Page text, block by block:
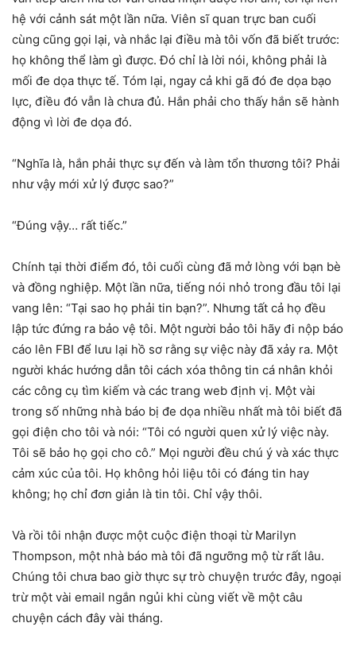
hệ với cảnh sát một lần nữa. Viên sĩ quan trực ban cuối
cùng cũng gọi lại, và nhắc lại điều mà tôi vốn đã biết trước:
họ không thể làm gì được. Đó chỉ là lời nói, không phải là
mối đe dọa thực tế. Tóm lại, ngay cả khi gã đó đe dọa bạo
lực, điều đó vẫn là chưa đủ. Hắn phải cho thấy hắn sẽ hành
động vì lời đe dọa đó.
“Nghĩa là, hắn phải thực sự đến và làm tổn thương tôi? Phải
như vậy mới xử lý được sao?”
“Đúng vậy… rất tiếc.”
Chính tại thời điểm đó, tôi cuối cùng đã mở lòng với bạn bè
và đồng nghiệp. Một lần nữa, tiếng nói nhỏ trong đầu tôi lại
vang lên: “Tại sao họ phải tin bạn?”. Nhưng tất cả họ đều
lập tức đứng ra bảo vệ tôi. Một người bảo tôi hãy đi nộp báo
cáo lên FBI để lưu lại hồ sơ rằng sự việc này đã xảy ra. Một
người khác hướng dẫn tôi cách xóa thông tin cá nhân khỏi
các công cụ tìm kiếm và các trang web định vị. Một vài
trong số những nhà báo bị đe dọa nhiều nhất mà tôi biết đã
gọi điện cho tôi và nói: “Tôi có người quen xử lý việc này.
Tôi sẽ bảo họ gọi cho cô.” Mọi người đều chú ý và xác thực
cảm xúc của tôi. Họ không hỏi liệu tôi có đáng tin hay
không; họ chỉ đơn giản là tin tôi. Chỉ vậy thôi.
Và rồi tôi nhận được một cuộc điện thoại từ Marilyn
Thompson, một nhà báo mà tôi đã ngưỡng mộ từ rất lâu.
Chúng tôi chưa bao giờ thực sự trò chuyện trước đây, ngoại
trừ một vài email ngắn ngủi khi cùng viết về một câu
chuyện cách đây vài tháng.